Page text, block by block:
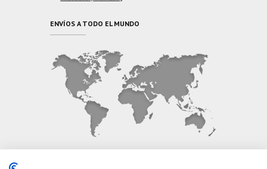
ENVÍOS A TODO EL MUNDO